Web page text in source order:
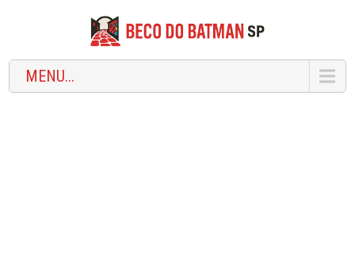
MENU...